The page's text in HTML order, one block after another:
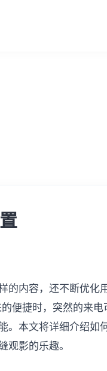
的内容，还不断优化
便捷时，突然的来电
。本文将详细介绍如
影的乐趣。